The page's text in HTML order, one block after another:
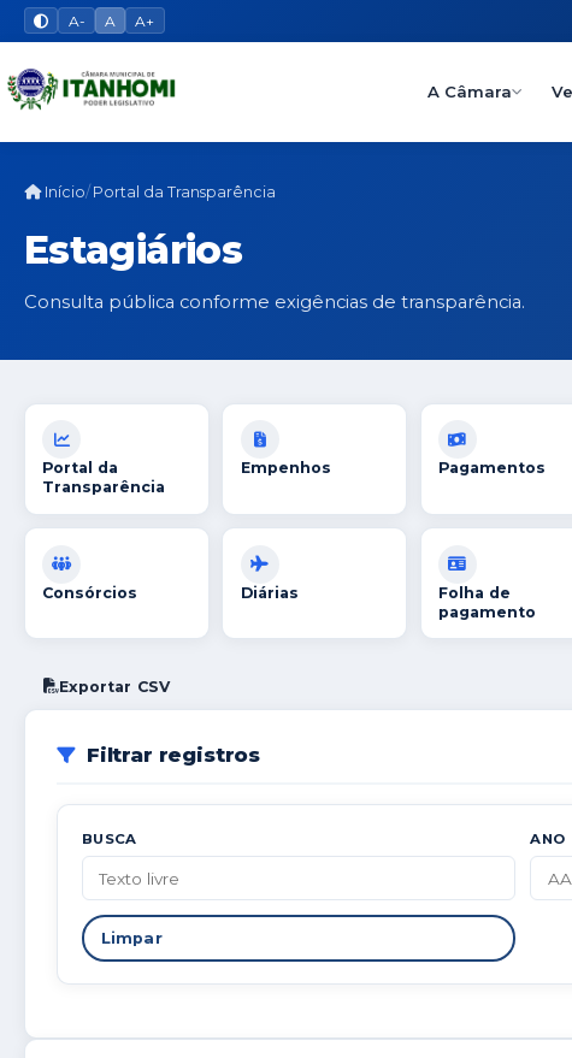
A- A A+
A Câmara
Início Portal da Transparência
Estagiários
Consulta pública conforme exigências de transparência.
Portal da
Transparência
Empenhos Pagamentos
Consórcios Diárias
Folha de
pagamento
Exportar CSV
Filtrar registros
BUSCA ANO
Limpar